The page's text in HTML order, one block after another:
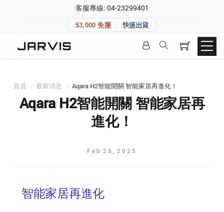
客服專線: 04-23299401
$3,000 免運 快速出貨
首頁 / 最新消息 / Aqara H2智能開關 智能家居再進化！
Aqara H2智能開關 智能家居再
進化！
Feb 26 2025
智能家居再進化
快速連結
Matter 智慧家庭
精品家電
登入後可查看訂單、會員資料與收藏清單。
登入會員
快速連結